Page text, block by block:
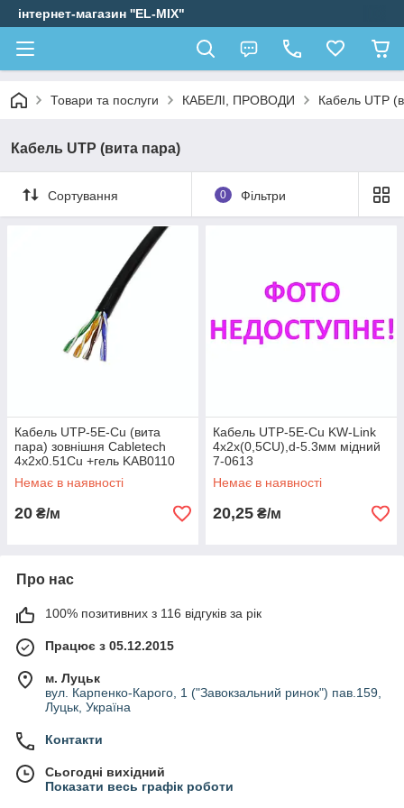
інтернет-магазин ''EL-MIX"
Товари та послуги КАБЕЛІ, ПРОВОДИ Кабель UTP
Кабель UTP (вита пара)
Сортування 0 Фільтри
Кабель UTP-5E-Cu (вита
пара) зовнішня Cabletech
4x2x0.51Cu +гель KAB0110
Немає в наявності
20 ₴/м
Кабель UTP-5E-Cu KW-Link
4x2x(0,5CU),d-5.3мм мідний
7-0613
Немає в наявності
20,25 ₴/м
Про нас
100% позитивних з 116 відгуків за рік
Працює з 05.12.2015
м. Луцьк
вул. Карпенко-Карого, 1 ("Завокзальний ринок") пав.159,
Луцьк, Україна
Контакти
Сьогодні вихідний
Показати весь графік роботи